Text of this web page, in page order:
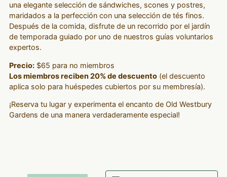
una elegante selección de sándwiches, scones y postres,
maridados a la perfección con una selección de tés finos.
Después de la comida, disfrute de un recorrido por el jardín
de temporada guiado por uno de nuestros guías voluntarios
expertos.
Precio:$65 para no miembros
Los miembros reciben 20% de descuento(el descuento
aplica solo para huéspedes cubiertos por su membresía).
¡Reserva tu lugar y experimenta el encanto de Old Westbury
Gardens de una manera verdaderamente especial!